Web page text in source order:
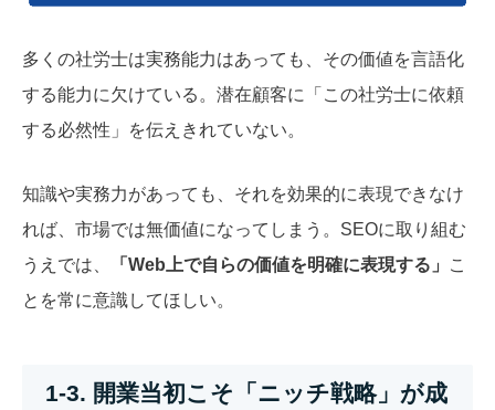
多くの社労士は実務能力はあっても、その価値を言語化
する能力に欠けている。潜在顧客に「この社労士に依頼
する必然性」を伝えきれていない。
知識や実務力があっても、それを効果的に表現できなけ
れば、市場では無価値になってしまう。SEOに取り組む
うえでは、
「Web上で自らの価値を明確に表現する」
こ
とを常に意識してほしい。
1-3. 開業当初こそ「ニッチ戦略」が成